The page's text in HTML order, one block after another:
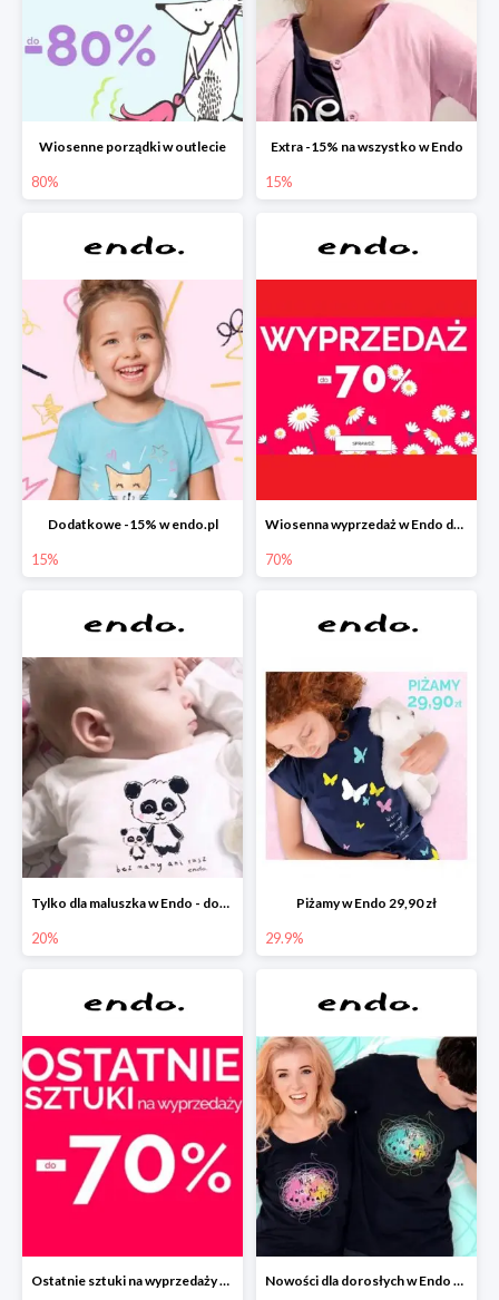
Wiosenne porządki w outlecie
80%
Extra -15% na wszystko w Endo
15%
Dodatkowe -15% w endo.pl
15%
Wiosenna wyprzedaż w Endo do -70%
70%
Tylko dla maluszka w Endo - dodatkowe -20%
20%
Piżamy w Endo 29,90 zł
29.9%
Ostatnie sztuki na wyprzedaży w Endo do -70% Nowości dla dorosłych w Endo -20%